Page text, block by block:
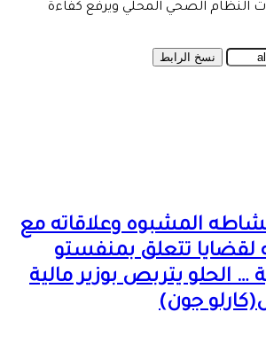
النظام الصحي المحلي ويرفع كفاءة
نسخ الرابط
المشبوه وعلاقاته مع
لقضايا تتعلق بمنفستو
… الحلو يتربص بوزير مالية
جون)